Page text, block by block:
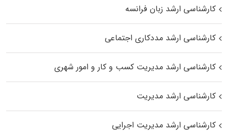
کارشناسی ارشد زبان فرانسه
کارشناسی ارشد مددکاری اجتماعی
کارشناسی ارشد مدیریت کسب و کار و امور شهری
کارشناسی ارشد مدیریت
کارشناسی ارشد مدیریت اجرایی